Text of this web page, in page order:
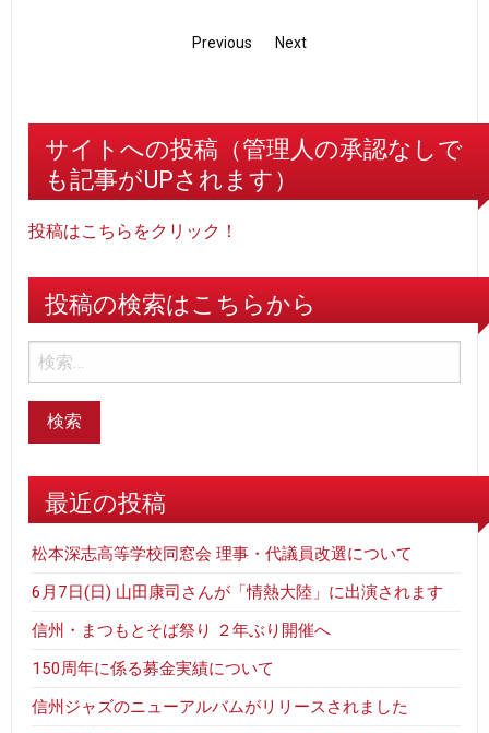
Previous Next
サイトへの投稿（管理人の承認なしで
も記事がUPされます）
投稿はこちらをクリック！
投稿の検索はこちらから
最近の投稿
松本深志高等学校同窓会 理事・代議員改選について
6月7日(日) 山田康司さんが「情熱大陸」に出演されます
信州・まつもとそば祭り ２年ぶり開催へ
150周年に係る募金実績について
信州ジャズのニューアルバムがリリースされました